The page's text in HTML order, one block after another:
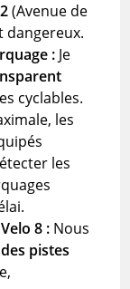
(Avenue de
dangereux.
: Je
cyclables.
les
les
8 : Nous
pistes